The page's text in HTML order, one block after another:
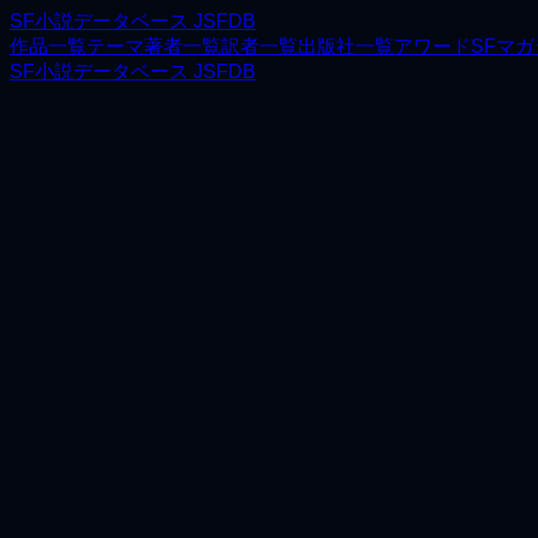
SF小説データベース JSFDB
作品一覧テーマ著者一覧訳者一覧出版社一覧アワードSFマガ
SF小説データベース JSFDB